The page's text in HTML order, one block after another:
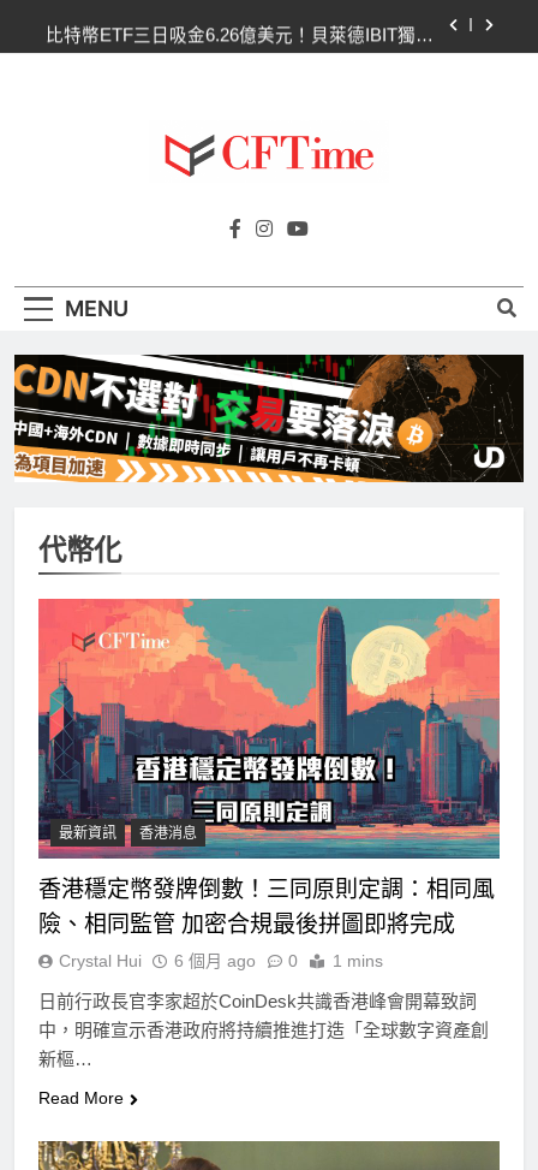
比特幣ETF三日吸金6.26億美元！貝萊德IBIT獨佔
4.79億，華爾街重拾信心
以太幣區間壓縮！100日均線1,920成關鍵 期貨槓
桿比率逼近0.65
比特幣ETF三日吸金6.26億美元！貝萊德IBIT獨佔
CLARITY法案最後闖關！開發者免責與總統道德條
Cftime.io
AI（ChatGPT）、區塊鏈、NFT、加密貨
MENU
代幣化
最新資訊 香港消息
香港穩定幣發牌倒數！三同原則定調：相同風
險、相同監管 加密合規最後拼圖即將完成
Crystal Hui 6 個月 ago 0 1 mins
日前行政長官李家超於CoinDesk共識香港峰會開幕致詞
中，明確宣示香港政府將持續推進打造「全球數字資產創
新樞…
Read More